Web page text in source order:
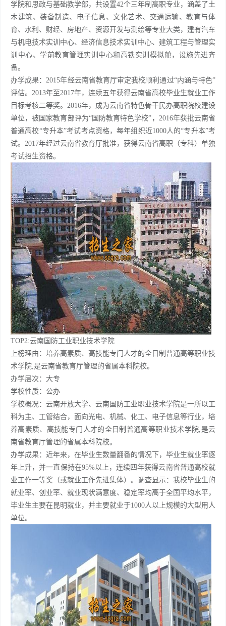
学院和思政与基础教学部，共设置42个三年制高职专业，涵盖了土
木建筑、装备制造、电子信息、文化艺术、交通运输、教育与体
育、水利、财经、房地产、资源开发与测绘等专业大类，建有汽车
与机电技术实训中心、经济信息技术实训中心、建筑工程与管理实
训中心、学前教育管理实训中心和高铁实训模拟舱，设施先进齐
备。
办学成果：2015年经云南省教育厅审定我校顺利通过“内涵与特色”
评估。2013年至2017年，连续五年获得云南省高校毕业生就业工作
目标考核二等奖。2016年，成为云南省特色骨干民办高职院校建设
单位，被国家教育部评为“国防教育特色学校”，2016年获批云南省
普通高校“专升本”考试考点资格，每年组织近1000人的“专升本”考
试。2017年经过云南省教育厅批准，获得云南省高职（专科）单独
考试招生资格。
TOP2:云南国防工业职业技术学院
上榜理由：培养高素质、高技能专门人才的全日制普通高等职业技
术学院,是云南省教育厅管理的省属本科院校。
办学层次：大专
学校性质：公办
学校概况：云南开放大学、云南国防工业职业技术学院是一所以工
科为主、工管结合，面向光电、机械、化工、电子信息等行业，培
养高素质、高技能专门人才的全日制普通高等职业技术学院,是云
南省教育厅管理的省属本科院校。
办学成果：近年来，在毕业生数量翻番的情况下，毕业生就业率逐
年上升，并一直保持在95%以上，连续四年获得云南省普通高校就
业工作一等奖（或就业工作先进集体）。调查显示：我校毕业生的
就业率、创业率、就业现状满意度、稳定率均高于全国平均水平，
毕业生主要在昆明就业，并主要就业于1000人以上规模的大型用人
单位。